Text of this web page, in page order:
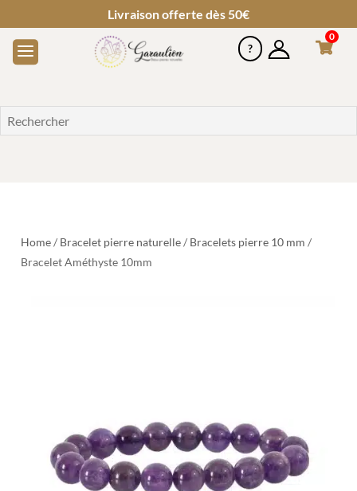
Livraison offerte dès 50€
0
Home/ Bracelet pierre naturelle/ Bracelets pierre 10 mm /
Bracelet Améthyste 10mm